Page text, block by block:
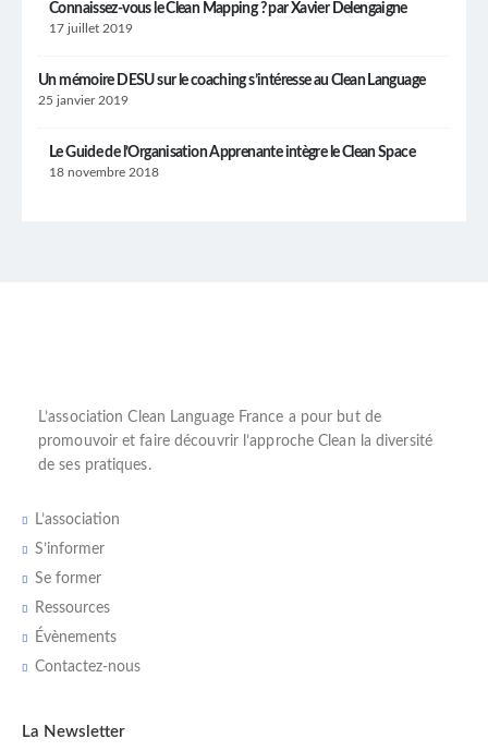
Connaissez-vous le Clean Mapping ? par Xavier Delengaigne
17 juillet 2019
Un mémoire DESU sur le coaching s’intéresse au Clean Language
25 janvier 2019
Le Guide de l’Organisation Apprenante intègre le Clean Space
18 novembre 2018
L’association Clean Language France a pour but de
promouvoir et faire découvrir l’approche Clean la diversité
de ses pratiques.
L’association
S’informer
Se former
Ressources
Évènements
Contactez-nous
La Newsletter